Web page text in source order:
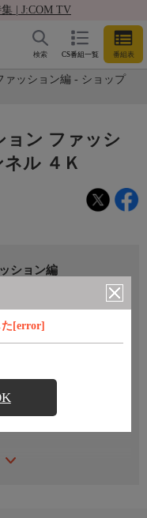
| J:COM TV
CS番組一覧 番組表
検索
ァッション編 - ショップ
た[error]
ョン ファッシ
ル ４Ｋ
ション編
アプリ視聴